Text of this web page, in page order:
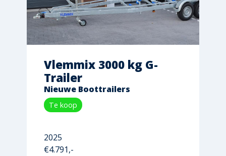
Vlemmix 3000 kg G-
Trailer
Nieuwe Boottrailers
Te koop
2025
€4.791,-